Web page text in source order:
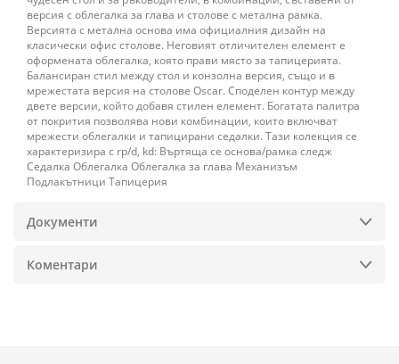
версия с облегалка за глава и столове с метална рамка.
Версията с метална основа има официалния дизайн на
класически офис столове. Неговият отличителен елемент е
оформената облегалка, която прави място за тапицерията.
Балансиран стил между стол и конзолна версия, също и в
мрежестата версия на столове Oscar. Споделен контур между
двете версии, който добавя стилен елемент. Богатата палитра
от покрития позволява нови комбинации, които включват
мрежести облегалки и тапицирани седалки. Тази колекция се
характеризира с rp/d, kd: Въртяща се основа/рамка следж
Седалка Облегалка Облегалка за глава Механизъм
Подлакътници Тапицерия
Документи
Коментари